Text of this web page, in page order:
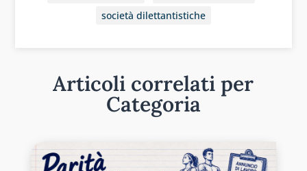
società dilettantistiche
Articoli correlati per
Categoria